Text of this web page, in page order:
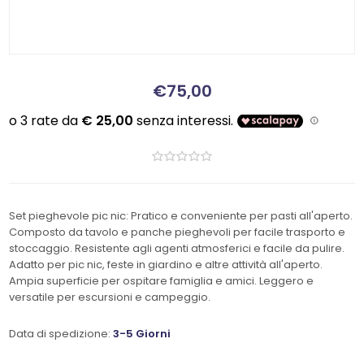
€75,00
Set pieghevole pic nic: Pratico e conveniente per pasti all'aperto.
Composto da tavolo e panche pieghevoli per facile trasporto e
stoccaggio. Resistente agli agenti atmosferici e facile da pulire.
Adatto per pic nic, feste in giardino e altre attività all'aperto.
Ampia superficie per ospitare famiglia e amici. Leggero e
versatile per escursioni e campeggio.
Data di spedizione: 3-5 Giorni